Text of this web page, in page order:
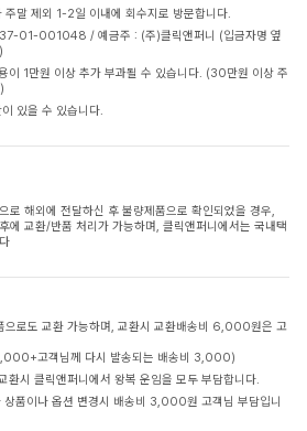
말 제외 1-2일 이내에 회수지로 방문합니다.
01-001048 / 예금주 : (주)클릭앤퍼니 (입금자명 옆
이 1만원 이상 추가 부과될 수 있습니다. (30만원 이상 주
있을 수 있습니다.
로 해외에 전달하신 후 불량제품으로 확인되었을 경우,
에 교환/반품 처리가 가능하며, 클릭앤퍼니에서는 국내택
으로도 교환 가능하며, 교환시 교환배송비 6,000원은 고
고객님께 다시 발송되는 배송비 3,000)
환시 클릭앤퍼니에서 왕복 운임을 모두 부담합니다.
상품이나 옵션 변경시 배송비 3,000원 고객님 부담입니